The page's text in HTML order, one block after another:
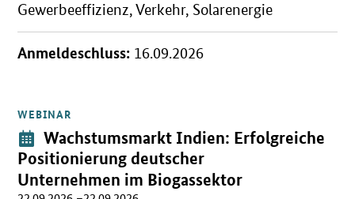
Gewerbeeffizienz, Verkehr, Solarenergie
Anmeldeschluss: 16.09.2026
WEBINAR
Veranstaltung:
Wachstumsmarkt Indien: Erfolgreiche
Positionierung deutscher
Unternehmen im Biogassektor
Öffnet Einzelsicht